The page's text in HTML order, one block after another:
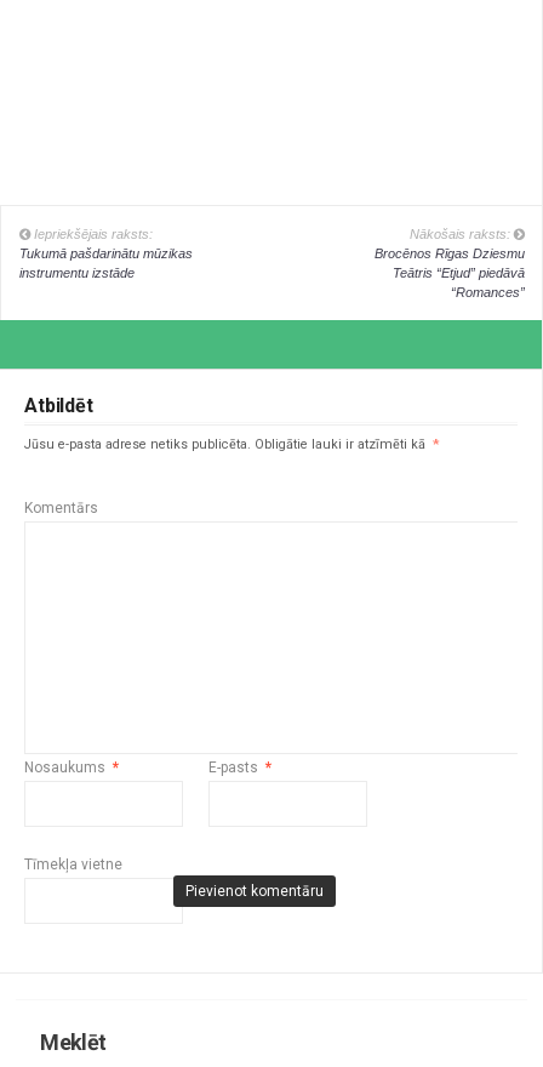
Iepriekšējais raksts:
Tukumā pašdarinātu mūzikas
instrumentu izstāde
Nākošais raksts:
Brocēnos Rīgas Dziesmu
Teātris “Etjud” piedāvā
“Romances”
Atbildēt
Jūsu e-pasta adrese netiks publicēta. Obligātie lauki ir atzīmēti kā *
Komentārs
Nosaukums * E-pasts *
Tīmekļa vietne
Meklēt